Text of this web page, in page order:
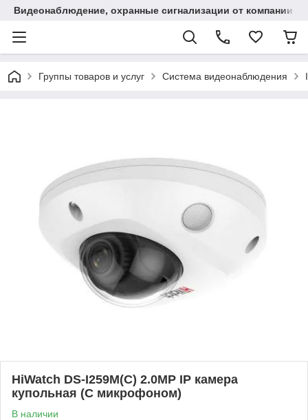
Видеонаблюдение, охранные сигнализации от компании
Группы товаров и услуг Система видеонаблюдения
HiWatch DS-I259M(C) 2.0MP IP камера
купольная (С микрофоном)
В наличии